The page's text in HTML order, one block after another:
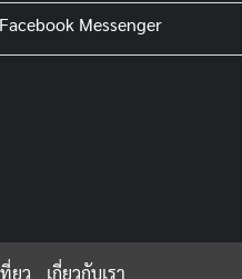
Facebook Messenger
ยว เกี่ยวกับเรา